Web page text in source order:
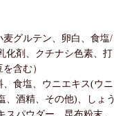
グルテン、卵白、食塩/
化剤、クチナシ色素、打
含む）
食塩、ウニエキス(ウニ
、酒精、その他)、しょう